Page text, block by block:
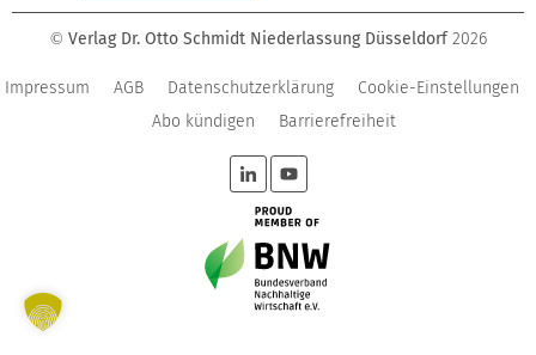
© Verlag Dr. Otto Schmidt Niederlassung Düsseldorf 2026
Impressum AGB Datenschutzerklärung
Cookie-Einstellungen
Abo kündigen
Barrierefreiheit